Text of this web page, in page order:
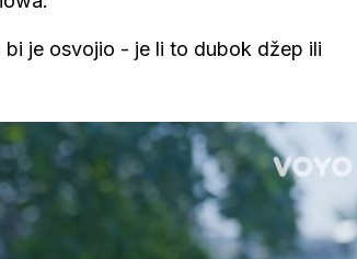
je osvojio - je li to dubok džep ili